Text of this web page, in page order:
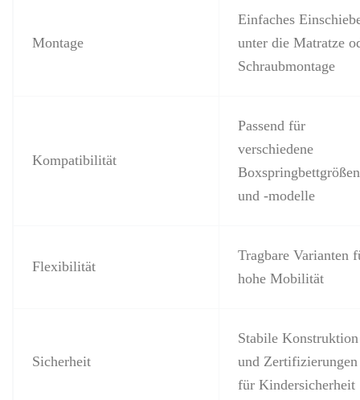
Montage
Einfaches
unter die Matratze
Schraubmontage
Kompatibilität
Passend für
verschiedene
Boxspringbettgrößen
und -modelle
Flexibilität
Tragbare Varianten
hohe Mobilität
Sicherheit
Stabile Konstruktion
und Zertifizierungen
für Kindersicherheit